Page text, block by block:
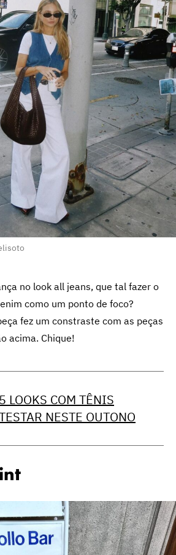
no look all jeans, que tal fazer o
como um ponto de foco?
fez um constraste com as peças
acima. Chique!
5 LOOKS COM TÊNIS
NESTE OUTONO